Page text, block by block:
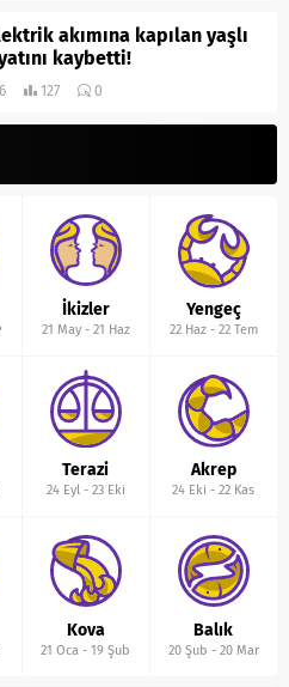
akımına kapılan yaşlı
kaybetti!
127 0
İkizler
21 May- 21 Haz
Yengeç
22 Haz- 22 Tem
Terazi
24 Eyl- 23 Eki
Akrep
24 Eki -22 Kas
Kova
21 Oca -19 Şub
Balık
20 Şub - 20 Mar